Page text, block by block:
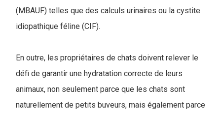
(MBAUF) telles que des calculs urinaires ou la cystite
idiopathique féline (CIF).
En outre, les propriétaires de chats doivent relever le
défi de garantir une hydratation correcte de leurs
animaux, non seulement parce que les chats sont
naturellement de petits buveurs, mais également parce